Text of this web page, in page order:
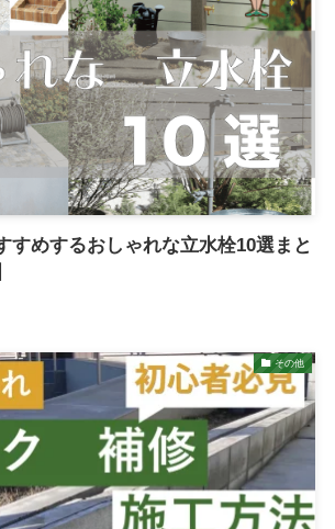
すめするおしゃれな立水栓10選まと
その他